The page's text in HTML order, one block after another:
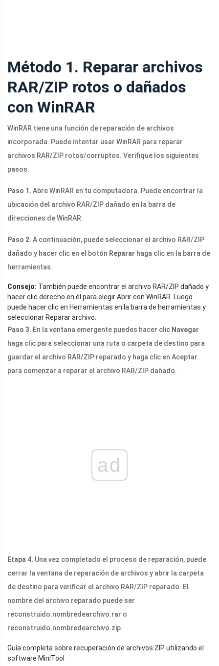
Método 1. Reparar archivos
RAR/ZIP rotos o dañados
con WinRAR
WinRAR tiene una función de reparación de archivos
incorporada. Puede intentar usar WinRAR para reparar
archivos RAR/ZIP rotos/corruptos. Verifique los siguientes
pasos.
Paso 1. Abre WinRAR en tu computadora. Puede encontrar la
ubicación del archivo RAR/ZIP dañado en la barra de
direcciones de WinRAR.
Paso 2. A continuación, puede seleccionar el archivo RAR/ZIP
dañado y hacer clic en el botón Reparar haga clic en la barra de
herramientas.
Consejo: También puede encontrar el archivo RAR/ZIP dañado y
hacer clic derecho en él para elegir Abrir con WinRAR. Luego
puede hacer clic en Herramientas en la barra de herramientas y
seleccionar Reparar archivo.
Paso 3. En la ventana emergente puedes hacer clic Navegar
haga clic para seleccionar una ruta o carpeta de destino para
guardar el archivo RAR/ZIP reparado y haga clic en Aceptar
para comenzar a reparar el archivo RAR/ZIP dañado.
ad
Etapa 4. Una vez completado el proceso de reparación, puede
cerrar la ventana de reparación de archivos y abrir la carpeta
de destino para verificar el archivo RAR/ZIP reparado. El
nombre del archivo reparado puede ser
reconstruido.nombredearchivo.rar o
reconstruido.nombredearchivo.zip.
Guía completa sobre recuperación de archivos ZIP utilizando el
software MiniTool